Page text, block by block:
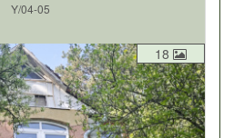
Y/04-05
18